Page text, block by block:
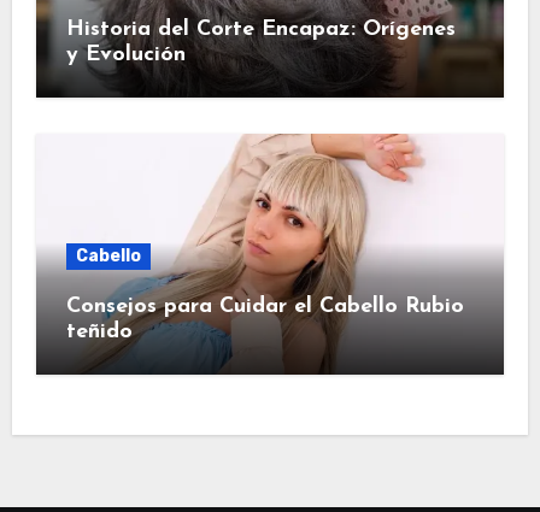
Historia del Corte Encapaz: Orígenes
y Evolución
Cabello
Consejos para Cuidar el Cabello Rubio
teñido